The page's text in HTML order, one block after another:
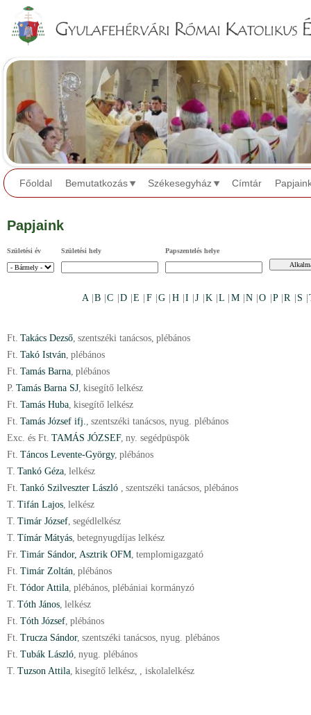
Főoldal Bemutatkozás Székesegyház Címtár
Papjaink
Születési év Születési hely Papszentelés helye
A B |C D |E F |G H I |J K |L M |N |O P |R S |
Ft. Takács Dezső, szentszéki tanácsos, plébános
Ft. Takó István, plébános
Ft. Tamás Barna, plébános
P. Tamás Barna SJ, kisegítő lelkész
Ft. Tamás Huba, kisegítő lelkész
Ft. Tamás József ifj., szentszéki tanácsos, nyug. plébános
Exc. és Ft. TAMÁS JÓZSEF, ny. segédpüspök
Ft. Táncos Levente-György, plébános
T. Tankó Géza, lelkész
Ft. Tankó Szilveszter László , szentszéki tanácsos, plébános
T. Tifán Lajos, lelkész
T. Timár József, segédlelkész
T. Tímár Mátyás, betegnyugdíjas lelkész
Fr. Timár Sándor, Asztrik OFM, templomigazgató
Ft. Timár Zoltán, plébános
Ft. Tódor Attila, plébános, plébániai kormányzó
T. Tóth János, lelkész
Ft. Tóth József, plébános
Ft. Trucza Sándor, szentszéki tanácsos, nyug. plébános
Ft. Tubák László, nyug. plébános
T. Tuzson Attila, kisegítő lelkész, , iskolalelkész